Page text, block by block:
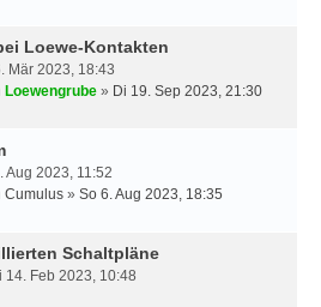
Loewe-Kontakten
Mär 2023, 18:43
Loewengrube » Di 19. Sep 2023, 21:30
Aug 2023, 11:52
Cumulus » So 6. Aug 2023, 18:35
Schaltpläne
14. Feb 2023, 10:48